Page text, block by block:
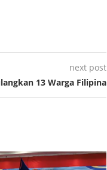
next post
13 Warga Filipina